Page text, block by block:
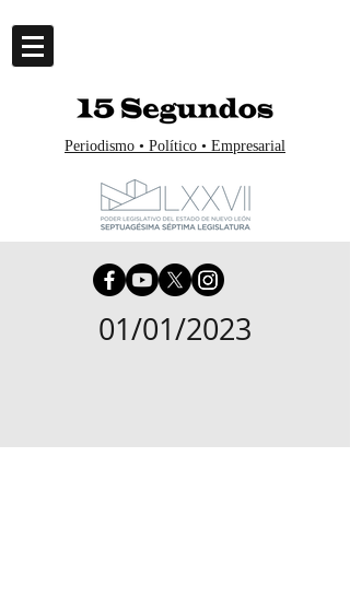
Periodismo • Político • Empresarial
01/01/2023